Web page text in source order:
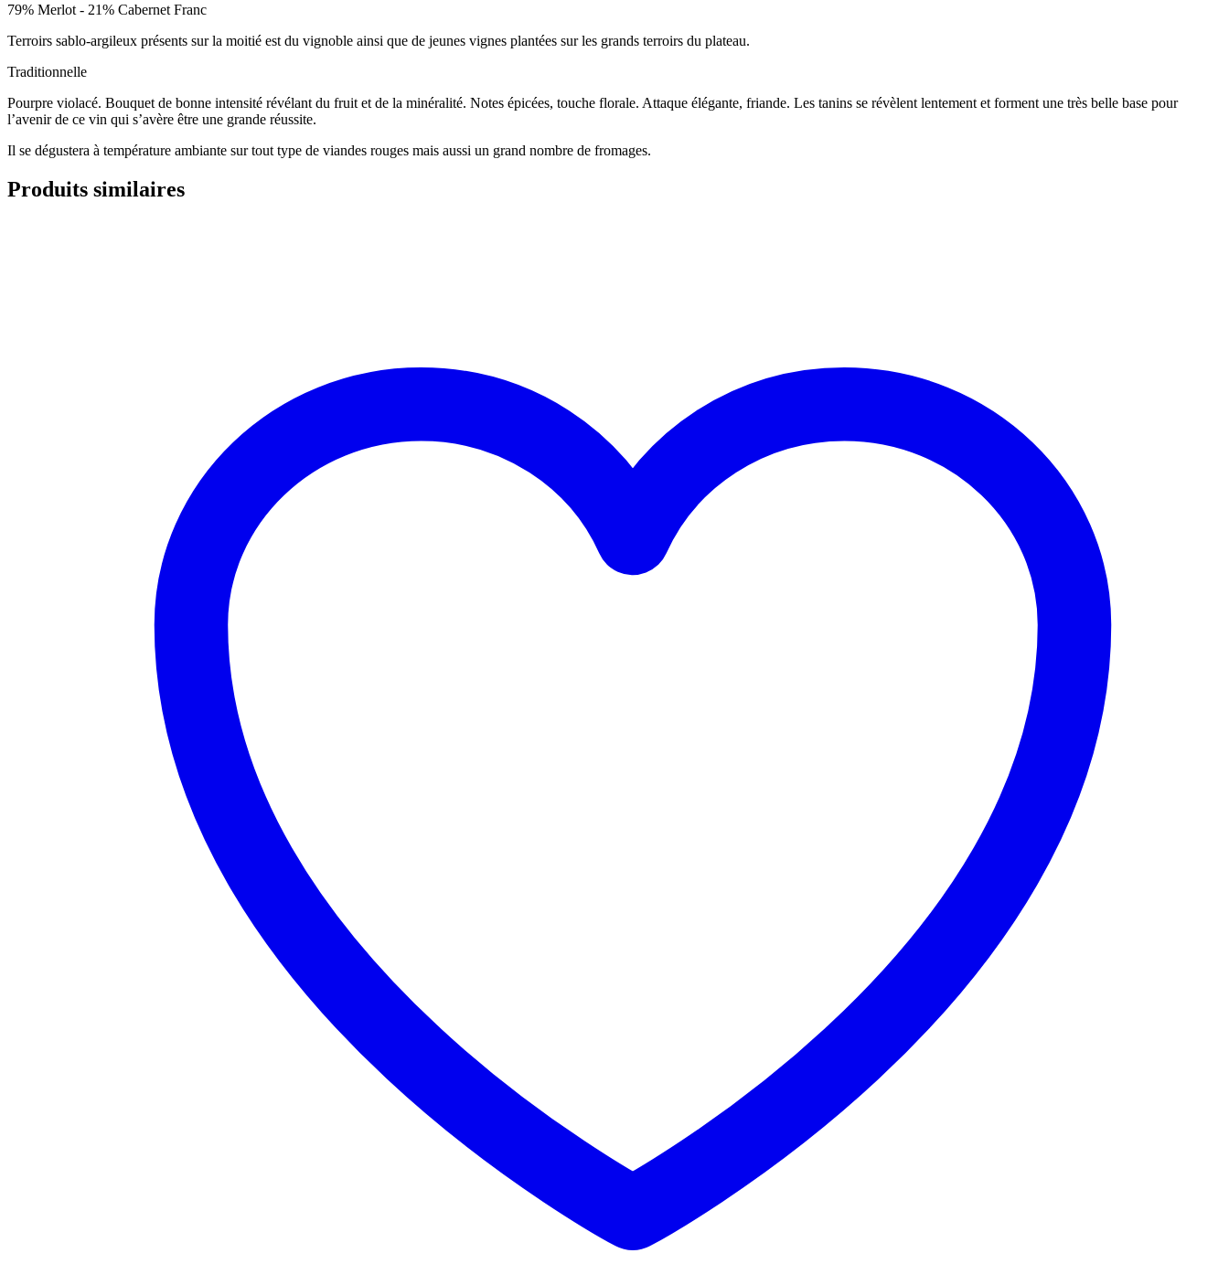
79% Merlot - 21% Cabernet Franc
Terroirs sablo-argileux présents sur la moitié est du vignoble ainsi que de jeunes vignes plantées sur les grands terroirs du plateau.
Traditionnelle
Pourpre violacé. Bouquet de bonne intensité révélant du fruit et de la minéralité. Notes épicées, touche florale. Attaque élégante, friande. Les tanins se révèlent lentement et forment une très belle base pour
l’avenir de ce vin qui s’avère être une grande réussite.
Il se dégustera à température ambiante sur tout type de viandes rouges mais aussi un grand nombre de fromages.
Produits similaires